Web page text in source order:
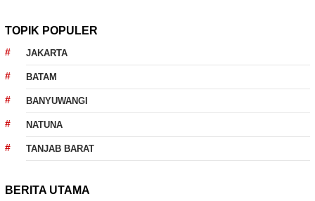
TOPIK POPULER
JAKARTA
BATAM
BANYUWANGI
NATUNA
TANJAB BARAT
BERITA UTAMA